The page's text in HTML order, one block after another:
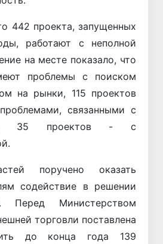
442 проекта, запущенных
работают с неполной
на месте показало, что
проблемы с поиском
на рынки, 115 проектов
связанными с
35 проектов - с
поручено оказать
содействие в решении
Перед Министерством
торговли поставлена
до конца года 139